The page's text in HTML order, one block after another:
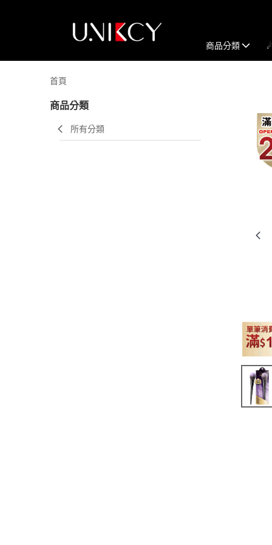
商品分類
首頁
商品分類
所有分類